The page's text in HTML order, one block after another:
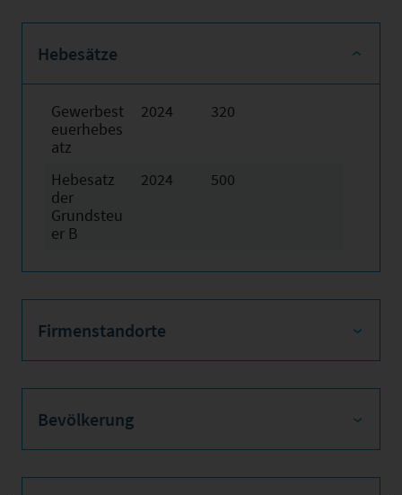
Hebesätze
Gewerbest
euerhebes
atz
2024 320
Hebesatz
der
Grundsteu
er B
2024 500
Firmenstandorte
Bevölkerung